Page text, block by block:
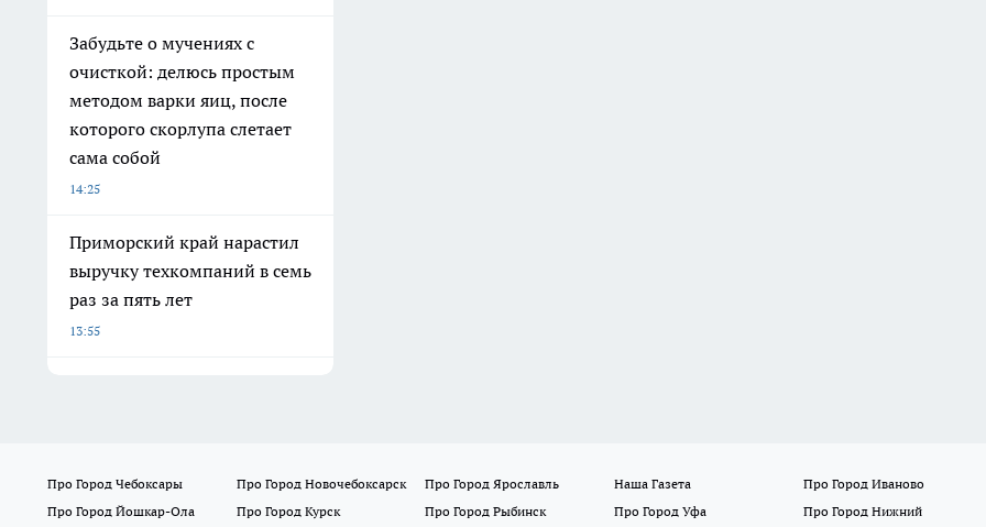
Забудьте о мучениях с
очисткой: делюсь простым
методом варки яиц, после
которого скорлупа слетает
сама собой
14:25
Приморский край нарастил
выручку техкомпаний в семь
раз за пять лет
13:55
Про Город Чебоксары Про Город Новочебоксарск Про Город Ярославль Наша Газета
Про Город Иваново
Про Город Йошкар-Ола
Про Город Курск Про Город Рыбинск Про Город Уфа
Про Город Нижний